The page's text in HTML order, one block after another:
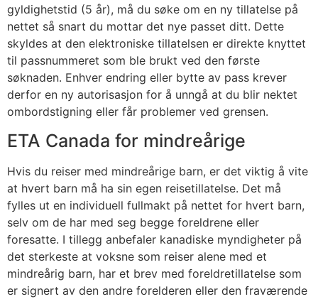
gyldighetstid (5 år), må du søke om en ny tillatelse på
nettet så snart du mottar det nye passet ditt. Dette
skyldes at den elektroniske tillatelsen er direkte knyttet
til passnummeret som ble brukt ved den første
søknaden. Enhver endring eller bytte av pass krever
derfor en ny autorisasjon for å unngå at du blir nektet
ombordstigning eller får problemer ved grensen.
ETA Canada for mindreårige
Hvis du reiser med mindreårige barn, er det viktig å vite
at hvert barn må ha sin egen reisetillatelse. Det må
fylles ut en individuell fullmakt på nettet for hvert barn,
selv om de har med seg begge foreldrene eller
foresatte. I tillegg anbefaler kanadiske myndigheter på
det sterkeste at voksne som reiser alene med et
mindreårig barn, har et brev med foreldretillatelse som
er signert av den andre forelderen eller den fraværende